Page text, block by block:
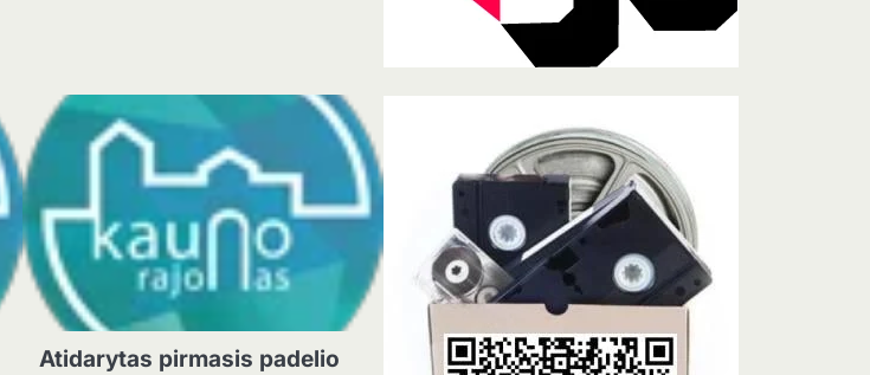
Atidarytas pirmasis padelio